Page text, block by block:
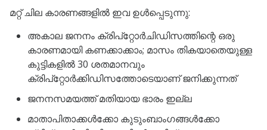
മറ്റ് ചില കാരണങ്ങളിൽ ഇവ ഉൾപ്പെടുന്നു:
അകാല ജനനം ക്രിപ്‌റ്റോർചിഡിസത്തിന്റെ ഒരു
കാരണമായി കണക്കാക്കാം; മാസം തികയാതെയുള്ള
കുട്ടികളിൽ 30 ശതമാനവും
ക്രിപ്‌റ്റോർക്കിഡിസത്തോടെയാണ് ജനിക്കുന്നത്
ജനനസമയത്ത് മതിയായ ഭാരം ഇല്ല
മാതാപിതാക്കൾക്കോ ​​കുടുംബാംഗങ്ങൾക്കോ ​​